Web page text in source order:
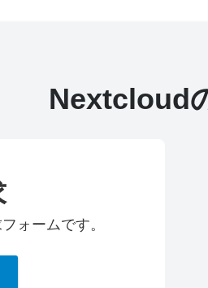
Nextcloud
ォームです。